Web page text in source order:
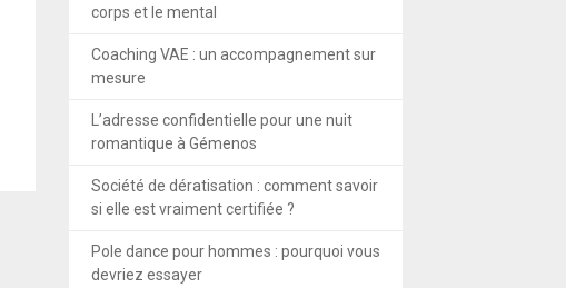
corps et le mental
Coaching VAE : un accompagnement sur
mesure
L’adresse confidentielle pour une nuit
romantique à Gémenos
Société de dératisation : comment savoir
si elle est vraiment certifiée ?
Pole dance pour hommes : pourquoi vous
devriez essayer